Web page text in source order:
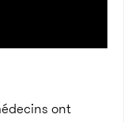
ont